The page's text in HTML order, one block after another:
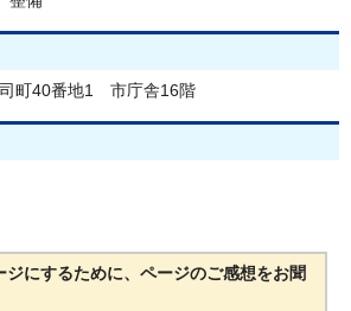
町40番地1 市庁舎16階
ジにするために、ページのご感想をお聞